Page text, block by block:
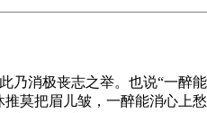
乃消极丧志之举。也说“一醉
莫把眉儿皱，一醉能消心上